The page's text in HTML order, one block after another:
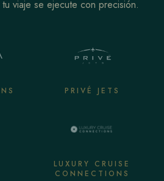
viaje se ejecute con precisión.
PRIVÉ JETS
LUXURY CRUISE
CONNECTIONS